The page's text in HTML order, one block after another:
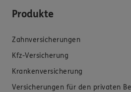
Produkte
Zahnversicherungen
Kfz-Versicherung
Krankenversicherung
Versicherungen für den privaten